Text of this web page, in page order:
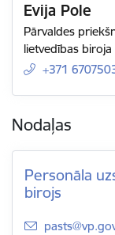
Evija Pole
Pārvaldes
lietvedības
+371
Nodaļas
Personāla
birojs
E-pasts: